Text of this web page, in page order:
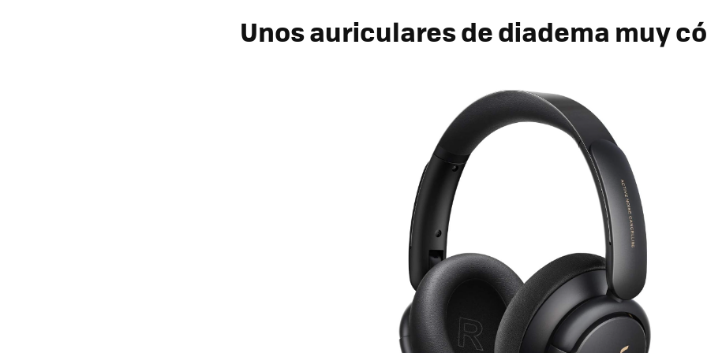
Unos auriculares de diadema muy